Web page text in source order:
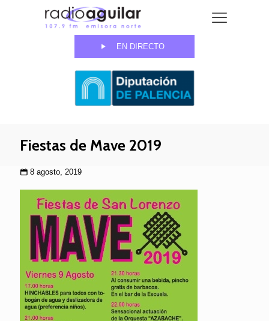
EN DIRECTO
Fiestas de Mave 2019
8 agosto, 2019